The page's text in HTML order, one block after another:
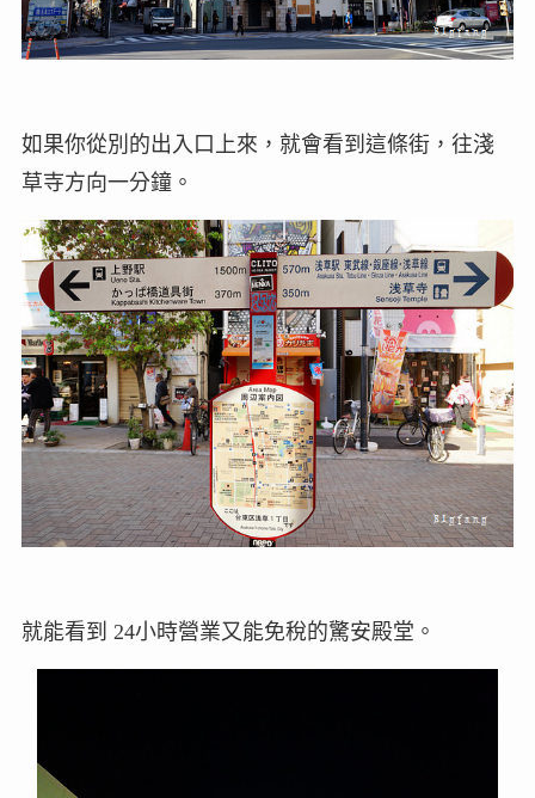
如果你從別的出入口上來，就會看到這條街，往淺
草寺方向一分鐘。
就能看到 24小時營業又能免稅的驚安殿堂。